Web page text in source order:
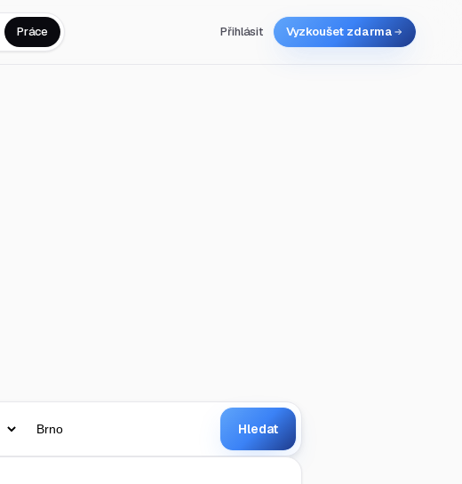
Práce Přihlásit Vyzkoušet zdarma
Hledat